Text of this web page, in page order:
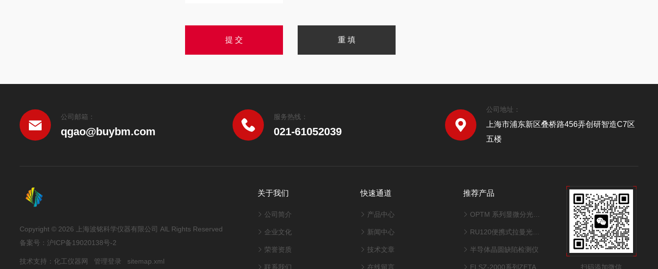
公司邮箱：
qgao@buybm.com
服务热线：
021-61052039
公司地址：
上海市浦东新区叠桥路456弄创研智造C7区
五楼
Copyright © 2026 上海波铭科学仪器有限公司 AlL Rights Reserved
备案号：沪ICP备19020138号-2
技术支持：化工仪器网 管理登录 sitemap.xml
关于我们
公司简介
企业文化
荣誉资质
联系我们
快速通道
产品中心
新闻中心
技术文章
在线留言
推荐产品
OPTM 系列显微分光膜厚仪
RU120便携式拉曼光谱仪
半导体晶圆缺陷检测仪
ELSZ-2000系列ZETA电位 · 粒径 · 分子量测试系统 扫码添加微信